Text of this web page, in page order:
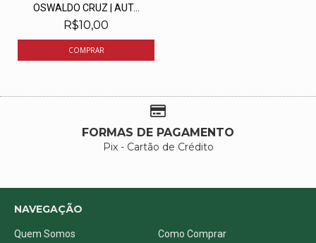
OSWALDO CRUZ | AUT...
R$10,00
FORMAS DE PAGAMENTO
Pix - Cartão de Crédito
NAVEGAÇÃO
Quem Somos Como Comprar